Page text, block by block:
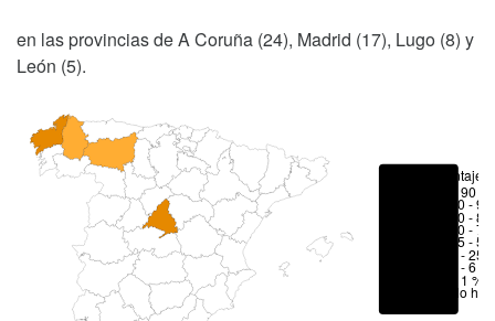
en las provincias de A Coruña (24), Madrid (17), Lugo (8) y
León (5).
Porcentajes
> 90 %
80 -
70 -
50 -
25 -
6 - 25
1 - 6 %
< 1 %
No hay